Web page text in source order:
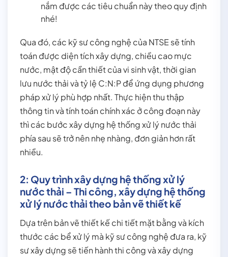
nắm được các tiêu chuẩn này theo quy định
nhé!
Qua đó, các kỹ sư công nghệ của NTSE sẽ tính
toán được diện tích xây dựng, chiều cao mực
nước, mật độ cần thiết của vi sinh vật, thời gian
lưu nước thải và tỷ lệ C:N:P để ứng dụng phương
pháp xử lý phù hợp nhất. Thực hiện thu thập
thông tin và tính toán chính xác ở công đoạn này
thì các bước xây dựng hệ thống xử lý nước thải
phía sau sẽ trở nên nhẹ nhàng, đơn giản hơn rất
nhiều.
2: Quy trình xây dựng hệ thống xử lý
nước thải – Thi công, xây dựng hệ thống
xử lý nước thải theo bản vẽ thiết kế
Dựa trên bản vẽ thiết kế chi tiết mặt bằng và kích
thước các bể xử lý mà kỹ sư công nghệ đưa ra, kỹ
sư xây dựng sẽ tiến hành thi công và xây dựng